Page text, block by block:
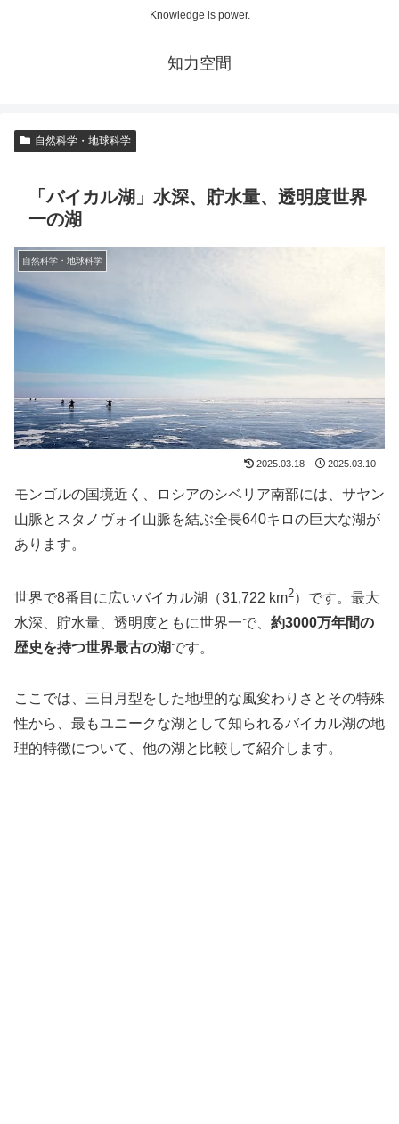
Knowledge is power.
知力空間
自然科学・地球科学
「バイカル湖」水深、貯水量、透明度世界
一の湖
自然科学・地球科学
2025.03.18 2025.03.10
モンゴルの国境近く、ロシアのシベリア南部には、サヤン
山脈とスタノヴォイ山脈を結ぶ全長640キロの巨大な湖が
あります。
世界で8番目に広いバイカル湖（31,722 km2）です。最大
水深、貯水量、透明度ともに世界一で、 約3000万年間の
歴史を持つ世界最古の湖です。
ここでは、三日月型をした地理的な風変わりさとその特殊
性から、最もユニークな湖として知られるバイカル湖の地
理的特徴について、他の湖と比較して紹介します。